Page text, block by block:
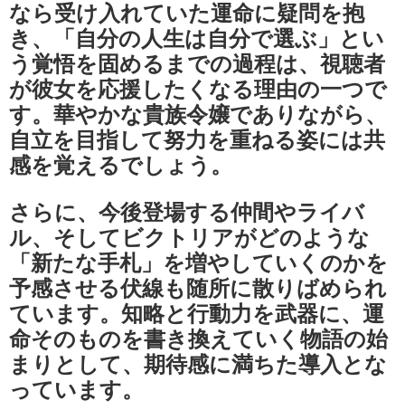
なら受け入れていた運命に疑問を抱
き、「自分の人生は自分で選ぶ」とい
う覚悟を固めるまでの過程は、視聴者
が彼女を応援したくなる理由の一つで
す。華やかな貴族令嬢でありながら、
自立を目指して努力を重ねる姿には共
感を覚えるでしょう。
さらに、今後登場する仲間やライバ
ル、そしてビクトリアがどのような
「新たな手札」を増やしていくのかを
予感させる伏線も随所に散りばめられ
ています。知略と行動力を武器に、運
命そのものを書き換えていく物語の始
まりとして、期待感に満ちた導入とな
っています。